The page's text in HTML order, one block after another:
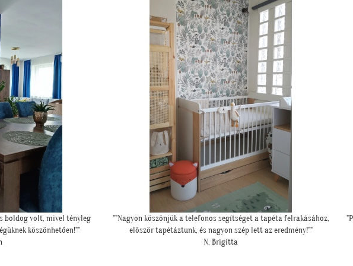
a tapéta felrakásához,
lett az eredmény!""
"Példa értékű kedvesség és segítőkészség, hiperszuper 24 órán belüli
szállítással!"
U. Leila